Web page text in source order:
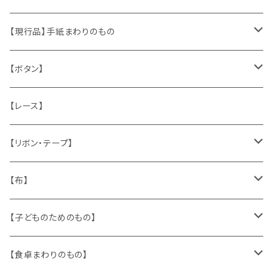
くま、テディベア
うさぎ
キャラクター
ヴィンテージファブリック
ハンドメイド製品
お部屋に飾るもの
メタル製品
缶、箱
陶磁器
文房具
木製品
ポストカード、カレンダー
マッチラベル、食品ラベル
蔵書票、荷札、ビュバー、伝票
シール、ステッカー、クロモス
袋、箱、ナプキン、コースター
パズル、ゲーム
古本、古雑誌、古えほん
伝票、タグ、シール
袋、ラッピングペーパー
ひも、テープ
【現行品】手紙まわりのもの
封筒、ポストカード
切手
スタンプ
文房具
【ボタン】
木
貝
メタル
ガラス
プラスチック
【レース】
【リボン・テープ】
チロルテープ・イニシャルテープ
トリム
ワッペン
【布】
キッチンクロス、ナプキン
ニット
【子どものためのもの】
身に着けるもの
【食卓まわりのもの】